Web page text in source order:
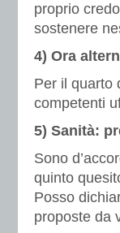
proprio
sostenere
4) Ora
Per il quarto
competenti
5) Sanità:
Sono
quinto
Posso
proposte da